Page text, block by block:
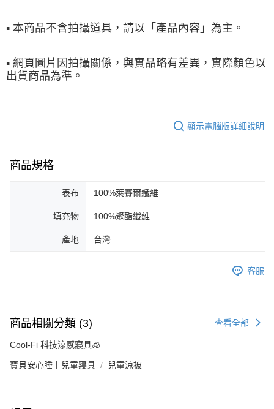
▪ 本商品不含拍攝道具，請以「產品內容」為主。
▪ 網頁圖片因拍攝關係，與實品略有差異，實際顏色以
出貨商品為準。
顯示電腦版詳細說明
商品規格
表布 100%萊賽爾纖維
填充物 100%聚酯纖維
產地 台灣
客服
商品相關分類 (3) 查看全部
Cool-Fi 科技涼感寢具🧊
寶貝安心睡┃兒童寢具 兒童涼被